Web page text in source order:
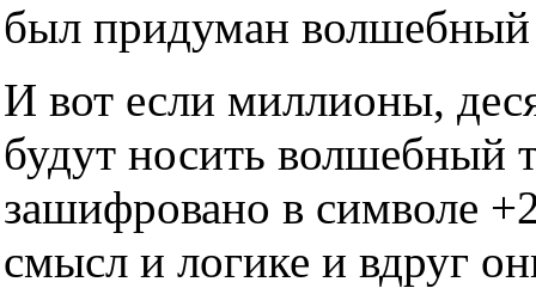
был придуман волшебный
И вот если миллионы,
будут носить волшебный
зашифровано в символе
смысл и логике и вдруг